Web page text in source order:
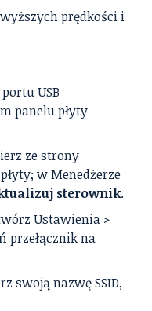
prędkości i
USB
panelu płyty
ze strony
w Menedżerze
sterownik.
Ustawienia >
przełącznik na
swoją nazwę SSID,